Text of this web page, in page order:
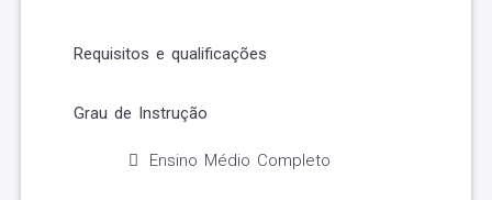
Requisitos e qualificações
Grau de Instrução
Ensino Médio Completo